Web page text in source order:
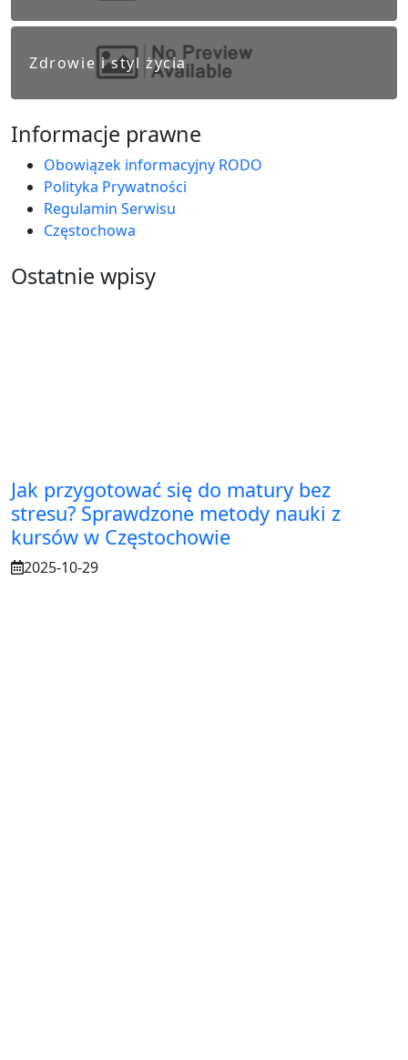
Zdrowie i styl życia
Informacje prawne
Obowiązek informacyjny RODO
Polityka Prywatności
Regulamin Serwisu
Częstochowa
Ostatnie wpisy
Jak przygotować się do matury bez
stresu? Sprawdzone metody nauki z
kursów w Częstochowie
2025-10-29